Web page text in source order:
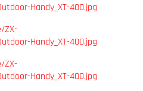
Handy_XT-400.jpg
ZX-
Handy_XT-400.jpg
ZX-
Handy_XT-400.jpg